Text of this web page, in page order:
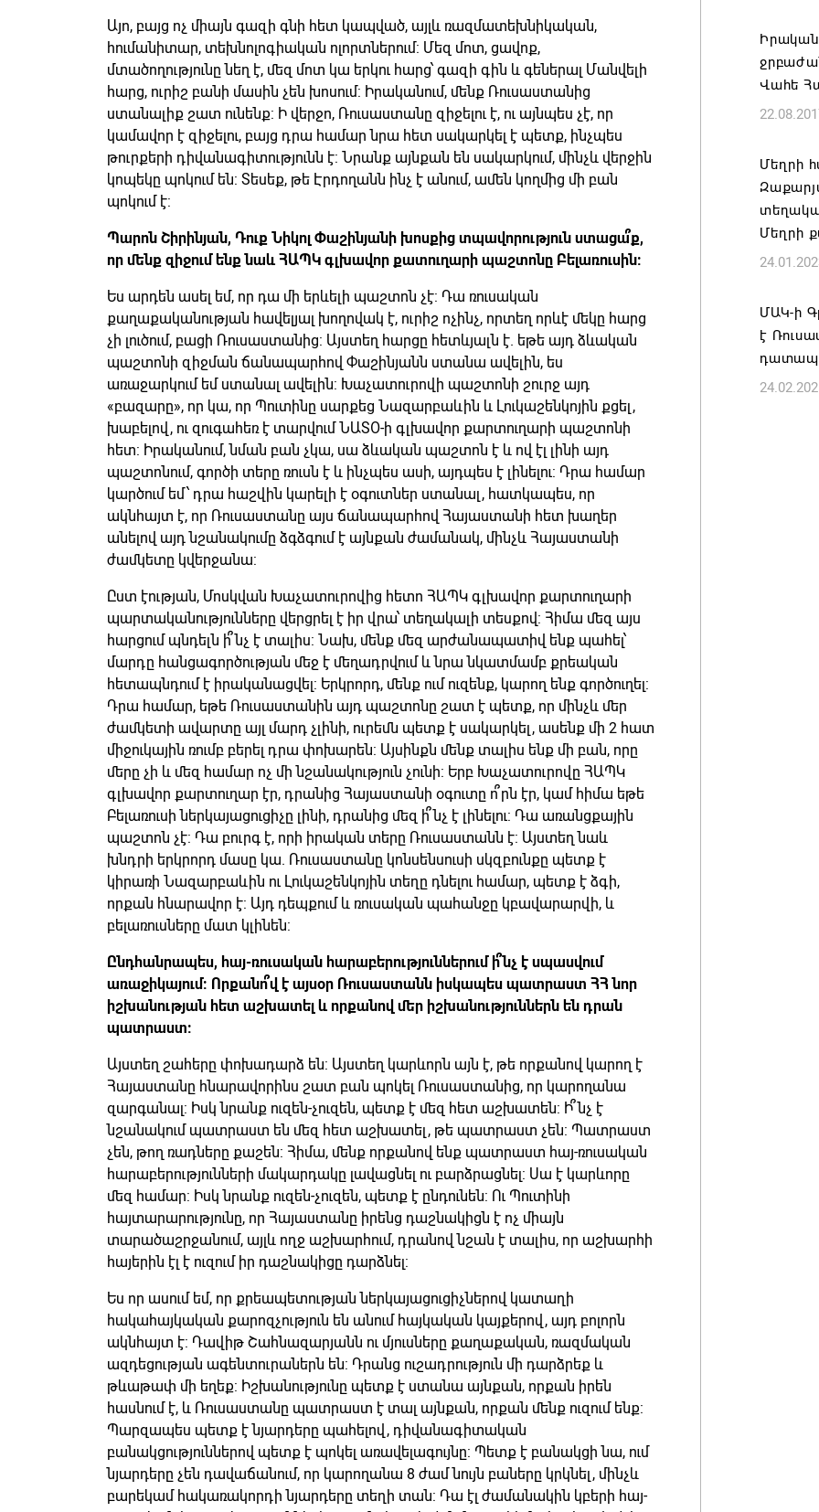
Այո, բայց ոչ միայն գազի գնի հետ կապված, այլև ռազմատեխնիկական,
հումանիտար, տեխնոլոգիական ոլորտներում: Մեզ մոտ, ցավոք,
մտածողությունը նեղ է, մեզ մոտ կա երկու հարց՝ գազի գին և գեներալ Մանվելի
հարց, ուրիշ բանի մասին չեն խոսում: Իրականում, մենք Ռուսաստանից
ստանալիք շատ ունենք: Ի վերջո, Ռուսաստանը զիջելու է, ու այնպես չէ, որ
կամավոր է զիջելու, բայց դրա համար նրա հետ սակարկել է պետք, ինչպես
թուրքերի դիվանագիտությունն է: Նրանք այնքան են սակարկում, մինչև վերջին
կոպեկը պոկում են: Տեսեք, թե Էրդողանն ինչ է անում, ամեն կողմից մի բան
պոկում է:
Պարոն Շիրինյան, Դուք Նիկոլ Փաշինյանի խոսքից տպավորություն ստացա՞ք,
որ մենք զիջում ենք նաև ՀԱՊԿ գլխավոր քատուղարի պաշտոնը Բելառուսին:
Ես արդեն ասել եմ, որ դա մի երևելի պաշտոն չէ: Դա ռուսական
քաղաքականության հավելյալ խողովակ է, ուրիշ ոչինչ, որտեղ որևէ մեկը հարց
չի լուծում, բացի Ռուսաստանից: Այստեղ հարցը հետևյալն է. եթե այդ ձևական
պաշտոնի զիջման ճանապարհով Փաշինյանն ստանա ավելին, ես
առաջարկում եմ ստանալ ավելին: Խաչատուրովի պաշտոնի շուրջ այդ
«բազարը», որ կա, որ Պուտինը սարքեց Նազարբաևին և Լուկաշենկոյին քցել,
խաբելով, ու զուգահեռ է տարվում ՆԱՏՕ-ի գլխավոր քարտուղարի պաշտոնի
հետ: Իրականում, նման բան չկա, սա ձևական պաշտոն է և ով էլ լինի այդ
պաշտոնում, գործի տերը ռուսն է և ինչպես ասի, այդպես է լինելու: Դրա համար
կարծում եմ՝ դրա հաշվին կարելի է օգուտներ ստանալ, հատկապես, որ
ակնհայտ է, որ Ռուսաստանը այս ճանապարհով Հայաստանի հետ խաղեր
անելով այդ նշանակումը ձգձգում է այնքան ժամանակ, մինչև Հայաստանի
ժամկետը կվերջանա:
Ըստ էության, Մոսկվան Խաչատուրովից հետո ՀԱՊԿ գլխավոր քարտուղարի
պարտականությունները վերցրել է իր վրա՝ տեղակալի տեսքով: Հիմա մեզ այս
հարցում պնդելն ի՞նչ է տալիս: Նախ, մենք մեզ արժանապատիվ ենք պահել՝
մարդը հանցագործության մեջ է մեղադրվում և նրա նկատմամբ քրեական
հետապնդում է իրականացվել: Երկրորդ, մենք ում ուզենք, կարող ենք գործուղել:
Դրա համար, եթե Ռուսաստանին այդ պաշտոնը շատ է պետք, որ մինչև մեր
ժամկետի ավարտը այլ մարդ չլինի, ուրեմն պետք է սակարկել, ասենք մի 2 հատ
միջուկային ռումբ բերել դրա փոխարեն: Այսինքն մենք տալիս ենք մի բան, որը
մերը չի և մեզ համար ոչ մի նշանակություն չունի: Երբ Խաչատուրովը ՀԱՊԿ
գլխավոր քարտուղար էր, դրանից Հայաստանի օգուտը ո՞րն էր, կամ հիմա եթե
Բելառուսի ներկայացուցիչը լինի, դրանից մեզ ի՞նչ է լինելու: Դա առանցքային
պաշտոն չէ: Դա բուրգ է, որի իրական տերը Ռուսաստանն է: Այստեղ նաև
խնդրի երկրորդ մասը կա. Ռուսաստանը կոնսենսուսի սկզբունքը պետք է
կիրառի Նազարբաևին ու Լուկաշենկոյին տեղը դնելու համար, պետք է ձգի,
որքան հնարավոր է: Այդ դեպքում և ռուսական պահանջը կբավարարվի, և
բելառուսները մատ կլինեն:
Ընդհանրապես, հայ-ռուսական հարաբերություններում ի՞նչ է սպասվում
առաջիկայում: Որքանո՞վ է այսօր Ռուսաստանն իսկապես պատրաստ ՀՀ նոր
իշխանության հետ աշխատել և որքանով մեր իշխանություններն են դրան
պատրաստ:
Այստեղ շահերը փոխադարձ են: Այստեղ կարևորն այն է, թե որքանով կարող է
Հայաստանը հնարավորինս շատ բան պոկել Ռուսաստանից, որ կարողանա
զարգանալ: Իսկ նրանք ուզեն-չուզեն, պետք է մեզ հետ աշխատեն: Ի՞նչ է
նշանակում պատրաստ են մեզ հետ աշխատել, թե պատրաստ չեն: Պատրաստ
չեն, թող ռադները քաշեն: Հիմա, մենք որքանով ենք պատրաստ հայ-ռուսական
հարաբերությունների մակարդակը լավացնել ու բարձրացնել: Սա է կարևորը
մեզ համար: Իսկ նրանք ուզեն-չուզեն, պետք է ընդունեն: Ու Պուտինի
հայտարարությունը, որ Հայաստանը իրենց դաշնակիցն է ոչ միայն
տարածաշրջանում, այլև ողջ աշխարհում, դրանով նշան է տալիս, որ աշխարհի
հայերին էլ է ուզում իր դաշնակիցը դարձնել:
Ես որ ասում եմ, որ քրեապետության ներկայացուցիչներով կատաղի
հակահայկական քարոզչություն են անում հայկական կայքերով, այդ բոլորն
ակնհայտ է: Դավիթ Շահնազարյանն ու մյուսները քաղաքական, ռազմական
ազդեցության ագենտուրաներն են: Դրանց ուշադրություն մի դարձրեք և
թևաթափ մի եղեք: Իշխանությունը պետք է ստանա այնքան, որքան իրեն
հասնում է, և Ռուսաստանը պատրաստ է տալ այնքան, որքան մենք ուզում ենք:
Պարզապես պետք է նյարդերը պահելով, դիվանագիտական
բանակցություններով պետք է պոկել առավելագույնը: Պետք է բանակցի նա, ում
նյարդերը չեն դավաճանում, որ կարողանա 8 ժամ նույն բաները կրկնել, մինչև
բարեկամ հակառակորդի նյարդերը տեղի տան: Դա էլ ժամանակին կբերի հայ-
Կապան
Վահե
Մեղրի
Մեղրի
ՄԱԿ-ի
է